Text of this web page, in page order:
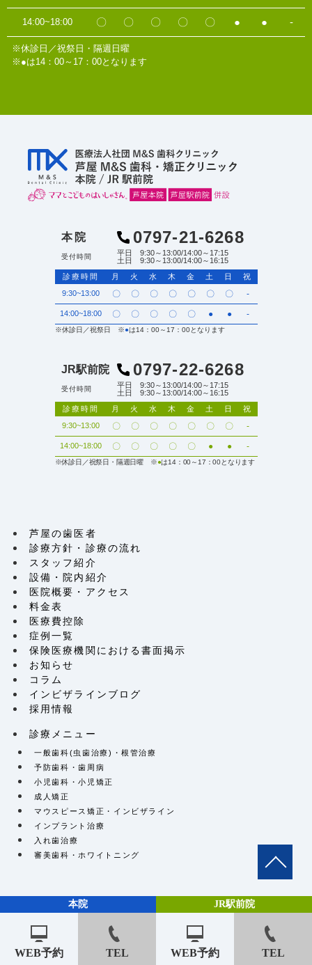
14:00~18:00 〇 〇 〇 〇 〇 ● ● -
※休診日／祝祭日・隔週日曜
※●は14：00～17：00となります
本院 0797-21-6268
受付時間
平日 9:30～13:00/14:00～17:15
土日 9:30～13:00/14:00～16:15
診療時間
月 火 水 木 金 土 日
祝
9:30~13:00
〇 〇 〇 〇 〇 〇 〇 -
14:00~18:00 〇 〇 〇 〇 〇 ● ● -
※休診日／祝祭日 ※●は14：00～17：00となります
JR駅前院 0797-22-6268
受付時間
平日 9:30～13:00/14:00～17:15
土日 9:30～13:00/14:00～16:15
診療時間
月 火 水 木 金 土 日
祝
9:30~13:00
〇 〇 〇 〇 〇 〇 〇 -
14:00~18:00 〇 〇 〇 〇 〇 ● ● -
※休診日／祝祭日・隔週日曜 ※●は14：00～17：00となります
芦屋の歯医者
診療方針・診療の流れ
スタッフ紹介
設備・院内紹介
医院概要・アクセス
料金表
医療費控除
症例一覧
保険医療機関における書面掲示
お知らせ
コラム
インビザラインブログ
採用情報
診療メニュー
一般歯科(虫歯治療)・根管治療
予防歯科・歯周病
小児歯科・小児矯正
成人矯正
マウスピース矯正・インビザライン
インプラント治療
入れ歯治療
審美歯科・ホワイトニング
©︎ 2020 芦屋M&S歯科・矯正クリニック
本院
WEB予約 TEL
JR駅前院
WEB予約 TEL